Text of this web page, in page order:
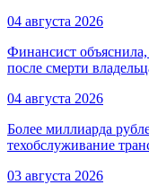
04 августа 2026
Финансист объяснила,
после смерти
04 августа 2026
Более миллиарда
техобслуживание
03 августа 2026